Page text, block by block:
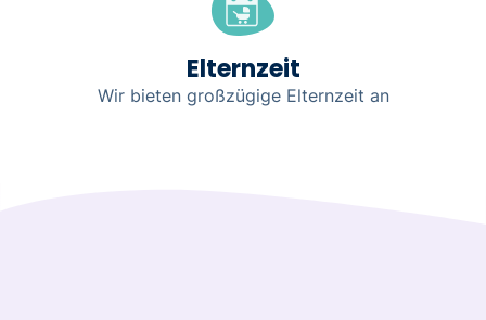
Elternzeit
Wir bieten großzügige Elternzeit an